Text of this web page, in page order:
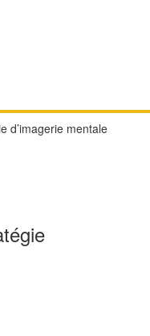
d’imagerie mentale